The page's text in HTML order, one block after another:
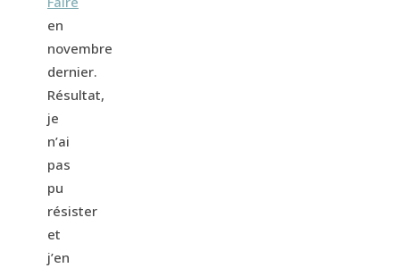
en
novembre
dernier.
Résultat,
je
n’ai
pas
pu
résister
et
j’en